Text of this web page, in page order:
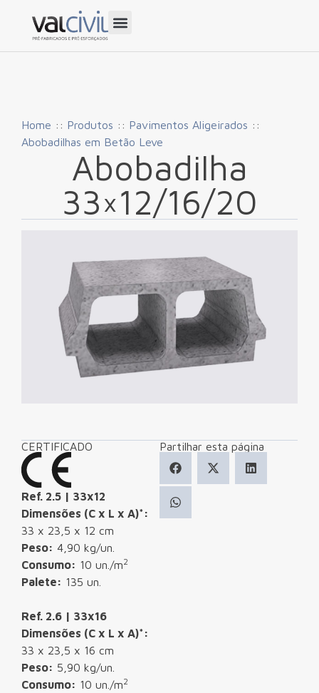
Home :: Produtos :: Pavimentos Aligeirados ::
Abobadilhas em Betão Leve
Abobadilha
33×12/16/20
CERTIFICADO
Ref. 2.5 | 33x12
Dimensões (C x L x A)*:
33 x 23,5 x 12 cm
Peso: 4,90 kg/un.
Consumo: 10 un./m2
Palete: 135 un.
Ref. 2.6 | 33x16
Dimensões (C x L x A)*:
33 x 23,5 x 16 cm
Peso: 5,90 kg/un.
Consumo: 10 un./m2
Partilhar esta página